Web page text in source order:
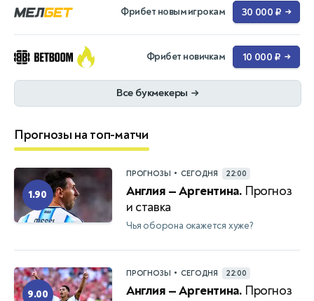
Фрибет новым игрокам 30 000 ₽ →
Фрибет новичкам 10 000 ₽ →
Все букмекеры →
Прогнозы на топ-матчи
1.90
ПРОГНОЗЫ • СЕГОДНЯ 22:00
Англия — Аргентина. Прогноз
и ставка
Чья оборона окажется хуже?
9.00
ПРОГНОЗЫ • СЕГОДНЯ 22:00
Англия — Аргентина. Прогноз